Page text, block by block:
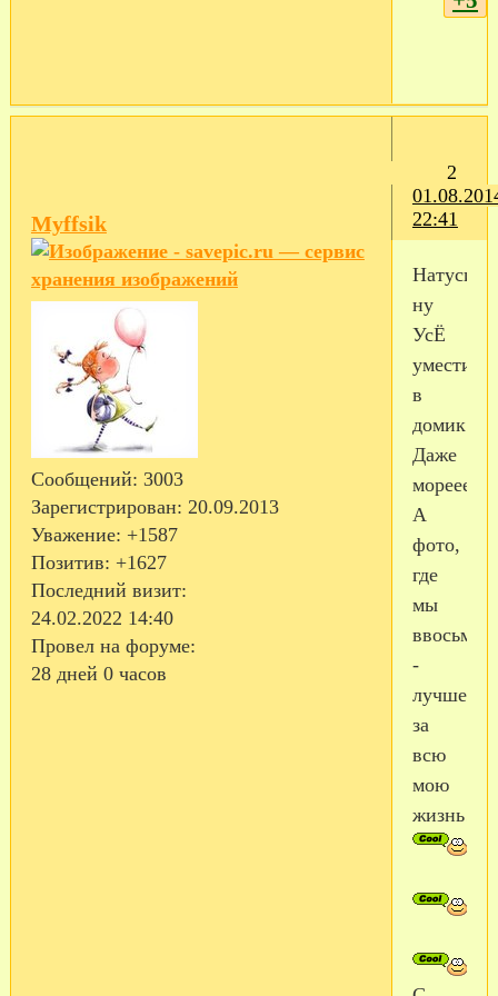
2
22:41
Myffsik
Сообщений: 3003
Зарегистрирован: 20.09.2013
Уважение: +1587
Позитив: +1627
Последний визит:
24.02.2022 14:40
Провел на форуме:
28 дней 0 часов
Натусик,
ну
УсЁ
уместила
в
домик!!!
Даже
мореее!!!
А
фото,
где
мы
-
лучшее
за
всю
мою
жизнь!!!